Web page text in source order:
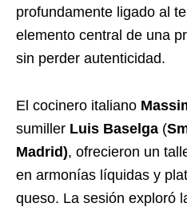
profundamente ligado al
elemento central de una
sin perder autenticidad.
El cocinero italiano
sumiller Luis Baselga (
Madrid), ofrecieron un
en armonías líquidas y
queso. La sesión exploró